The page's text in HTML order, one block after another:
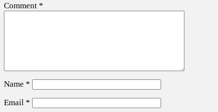
Comment *
Name *
Email *